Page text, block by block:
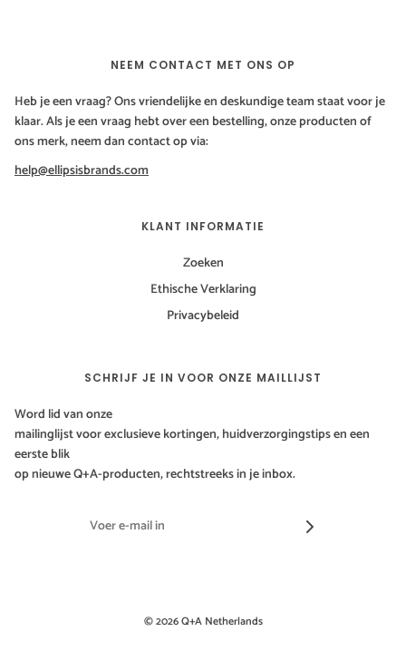
NEEM CONTACT MET ONS OP
Heb je een vraag? Ons vriendelijke en deskundige team staat voor je
klaar. Als je een vraag hebt over een bestelling, onze producten of
ons merk, neem dan contact op via:
help@ellipsisbrands.com
KLANT INFORMATIE
Zoeken
Ethische Verklaring
Privacybeleid
SCHRIJF JE IN VOOR ONZE MAILLIJST
Word lid van onze
mailinglijst voor exclusieve kortingen, huidverzorgingstips en een
eerste blik
op nieuwe Q+A-producten, rechtstreeks in je inbox.
© 2026 Q+A Netherlands